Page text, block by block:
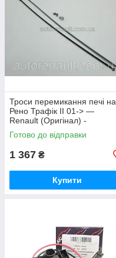
Троси перемикання печі на
Рено Трафік II 01-> —
Renault (Оригінал) -
7701473284
Готово до відправки
1 367 ₴
Купити